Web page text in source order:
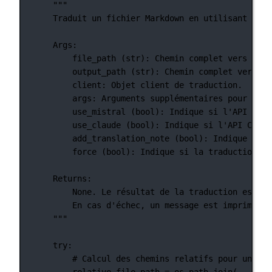
"""
Traduit un fichier Markdown en utilisant les
Args:
file_path (str): Chemin complet vers le
output_path (str): Chemin complet
client: Objet client de traduction.
args: Arguments supplémentaires pour la
use_mistral (bool): Indique si l'API
use_claude (bool): Indique si l'API
add_translation_note (bool): Indique si
force (bool): Indique si la traduction
Returns:
None. Le résultat de la traduction est
En cas d'échec, un message est
"""
try:
# Calcul des chemins relatifs pour un